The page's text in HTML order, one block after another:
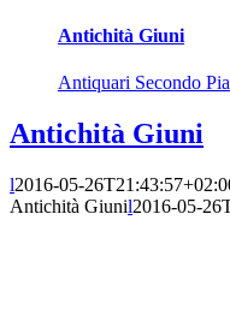
Antichità Giuni
Antiquari Secondo
Antichità Giuni
l2016-05-
Antichità Giunil2016-05-